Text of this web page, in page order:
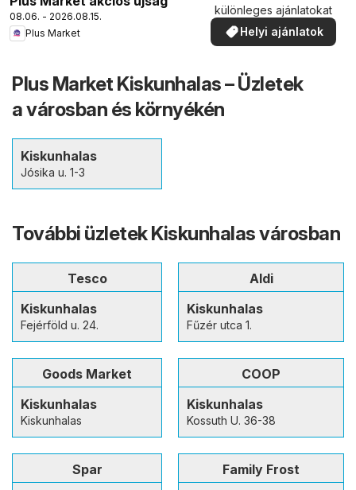
08.06. - 2026.08.15.
Plus Market
különleges ajánlatokat
Helyi ajánlatok
Plus Market Kiskunhalas – Üzletek
a városban és környékén
Kiskunhalas
Jósika u. 1-3
További üzletek Kiskunhalas városban
Tesco
Kiskunhalas
Fejérföld u. 24.
Aldi
Kiskunhalas
Fűzér utca 1.
Goods Market
Kiskunhalas
Kiskunhalas
COOP
Kiskunhalas
Kossuth U. 36-38
Spar
Family Frost